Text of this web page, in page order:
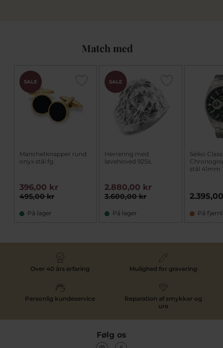
Match med
SALE
Manchetknapper rund
onyx stål fg.
495,00 kr
396,00 kr
På lager
SALE
Herrering med
løvehoved 925s.
3.600,00 kr
2.880,00 kr
På lager
Seiko
stål 41mm
På
Over 40 års erfaring Mulighed for gravering
Personlig kundeservice
Reparation af smykker og
ure
Følg os